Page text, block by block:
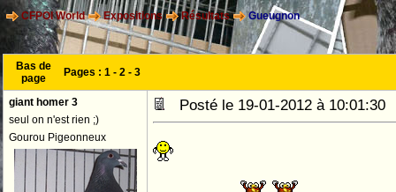
CFPOI World Expositions Résultats Gueugnon
Bas de
page
Pages : 1 - 2 - 3
giant homer 3
seul on n'est rien ;)
Gourou Pigeonneux
Posté le 19-01-2012 à